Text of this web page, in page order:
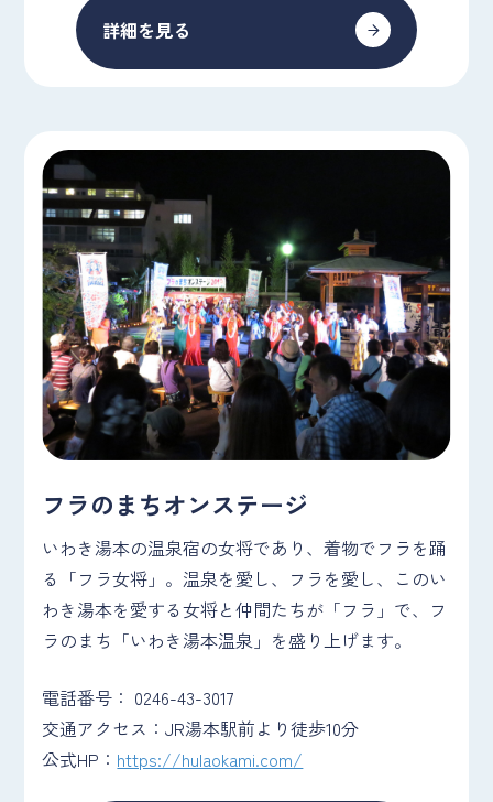
詳細を見る
フラのまちオンステージ
いわき湯本の温泉宿の女将であり、着物でフラを踊
る「フラ女将」。温泉を愛し、フラを愛し、このい
わき湯本を愛する女将と仲間たちが「フラ」で、フ
ラのまち「いわき湯本温泉」を盛り上げます。
電話番号： 0246-43-3017
交通アクセス：JR湯本駅前より徒歩10分
公式HP： https://hulaokami.com/